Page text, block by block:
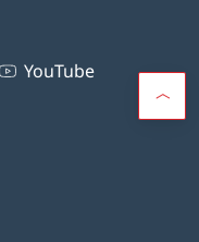
YouTube